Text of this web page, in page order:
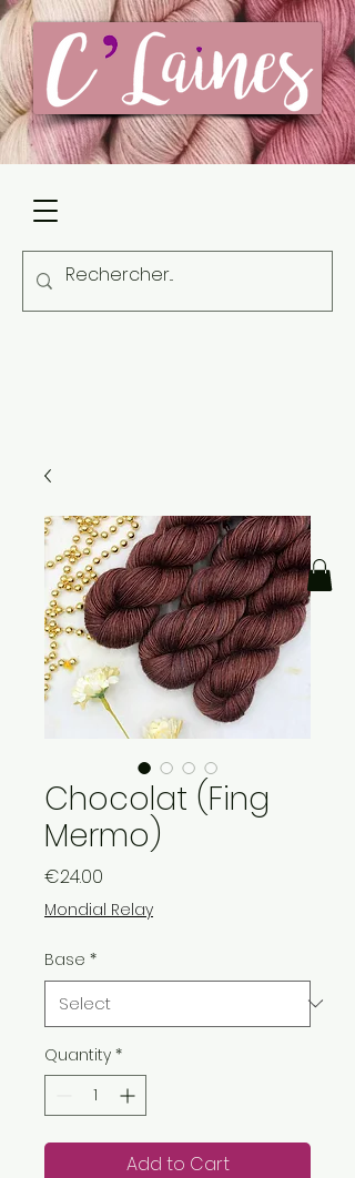
Chocolat (Fing
Mermo)
€24.00
Mondial Relay
Base *
Quantity *
Add to Cart